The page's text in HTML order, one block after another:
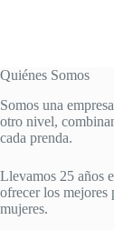
Quiénes Somos
Somos una
otro nivel,
cada prenda.
Llevamos 25 años
ofrecer los mejores
mujeres.